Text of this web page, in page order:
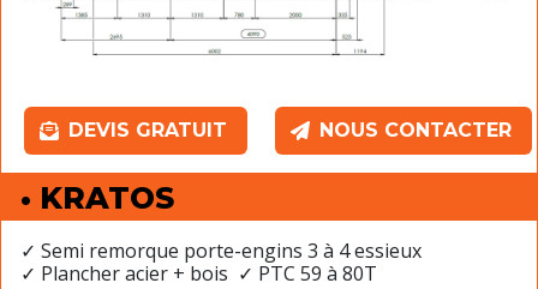
DEVIS GRATUIT NOUS CONTACTER
• KRATOS
✓ Semi remorque porte-engins 3 à 4 essieux
✓ Plancher acier + bois ✓ PTC 59 à 80T